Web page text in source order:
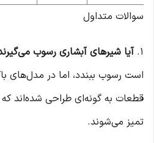
سوالات متداول
۱. آیا شیرهای آبشاری رسوب
است رسوب ببندد، اما در مدل‌های
قطعات به گونه‌ای طراحی شده‌اند
تمیز می‌شوند.